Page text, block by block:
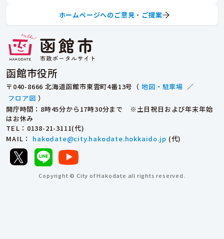
函館市役所
〒040-8666 北海道函館市東雲町4番13号（ 地図・駐車場 ／
フロア図 ）
開庁時間：8時45分から17時30分まで ※土日祝日および年末年始
はお休み
TEL ：0138-21-3111(代)
MAIL ： hakodate@city.hakodate.hokkaido.jp (代)
ホームページへのご意見・ご提案
Copyright © City of Hakodate all rights reserved.